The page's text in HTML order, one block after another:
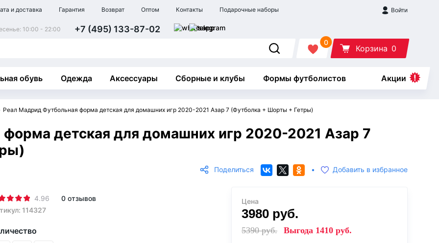
и доставка Гарантия Возврат Оптом Контакты Подарочные наборы Войти
10:00 - 22:00 +7 (495) 133-87-02
0
Корзина 0
обувь Одежда Аксессуары Сборные и клубы Формы футболистов Акции
Реал Мадрид Футбольная форма детская для домашних игр 2020-2021 Азар 7 (Футболка + Шорты + Гетры)
детская для домашних игр 2020-2021 Азар 7
Поделиться • Добавить в избранное
4.96
0 отзывов
114327
Цена
3980 руб.
5390руб. Выгода 1410 руб.